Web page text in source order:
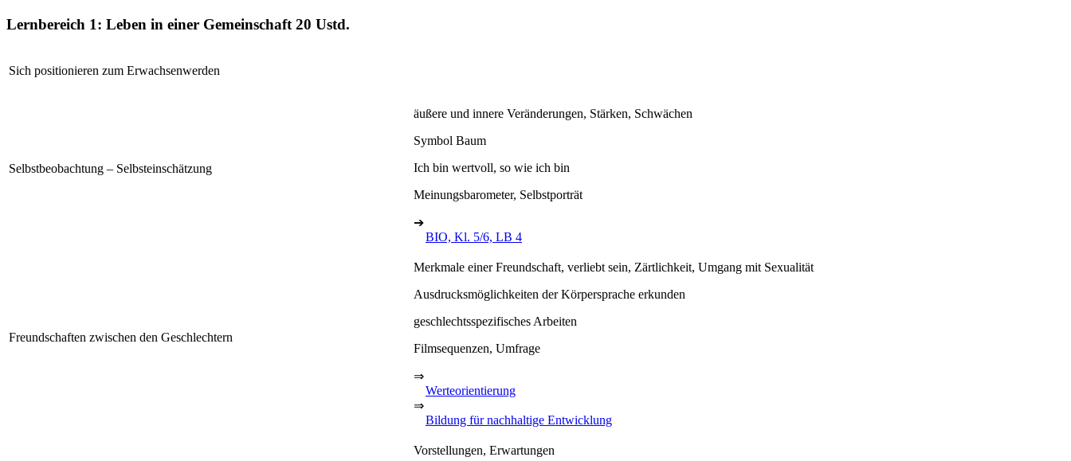
Lernbereich 1: Leben in einer Gemeinschaft 20 Ustd.
Sich positionieren zum Erwachsenwerden
Selbstbeobachtung – Selbsteinschätzung
äußere und innere Veränderungen, Stärken, Schwächen
Symbol Baum
Ich bin wertvoll, so wie ich bin
Meinungsbarometer, Selbstporträt
➔
BIO, Kl. 5/6, LB 4
Freundschaften zwischen den Geschlechtern
Merkmale einer Freundschaft, verliebt sein, Zärtlichkeit, Umgang mit Sexualität
Ausdrucksmöglichkeiten der Körpersprache erkunden
geschlechtsspezifisches Arbeiten
Filmsequenzen, Umfrage
⇒
Werteorientierung
⇒
Bildung für nachhaltige Entwicklung
Vorstellungen, Erwartungen